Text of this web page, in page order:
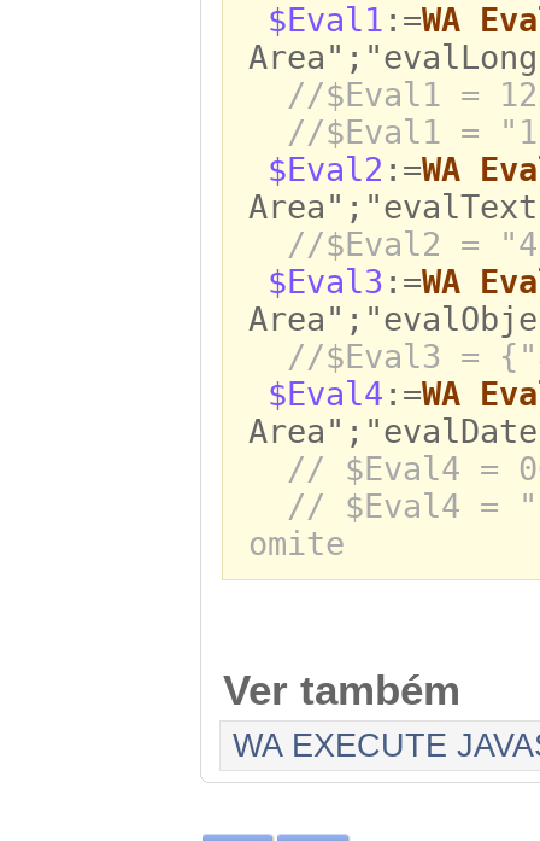
$Eval1 :=WA
//$Eval1 =
//$Eval1 =
$Eval2 :=WA
//$Eval2 =
$Eval3 :=WA
//$Eval3 =
$Eval4 :=WA
// $Eval4 =
// $Eval4 =
omite
Ver também
WA EXECUTE